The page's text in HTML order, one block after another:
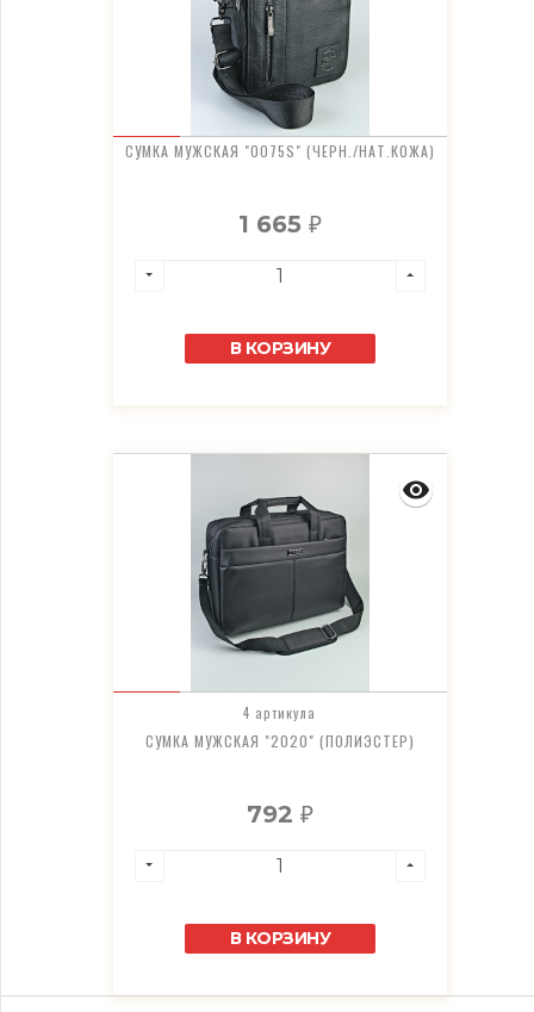
СУМКА МУЖСКАЯ "0075S" (ЧЕРН./НАТ.КОЖА)
1 665 ₽
В КОРЗИНУ
4 артикула
СУМКА МУЖСКАЯ "2020" (ПОЛИЭСТЕР)
792 ₽
В КОРЗИНУ